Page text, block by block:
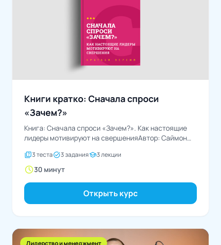
Книги кратко: Сначала спроси
«Зачем?»
Книга: Сначала спроси «Зачем?». Как настоящие
лидеры мотивируют на свершенияАвтор: Саймон
quiz3 тестаtask_alt3 заданияschool3 лекции
schedule30 минут
Открыть курс
Лидерство и менеджмент